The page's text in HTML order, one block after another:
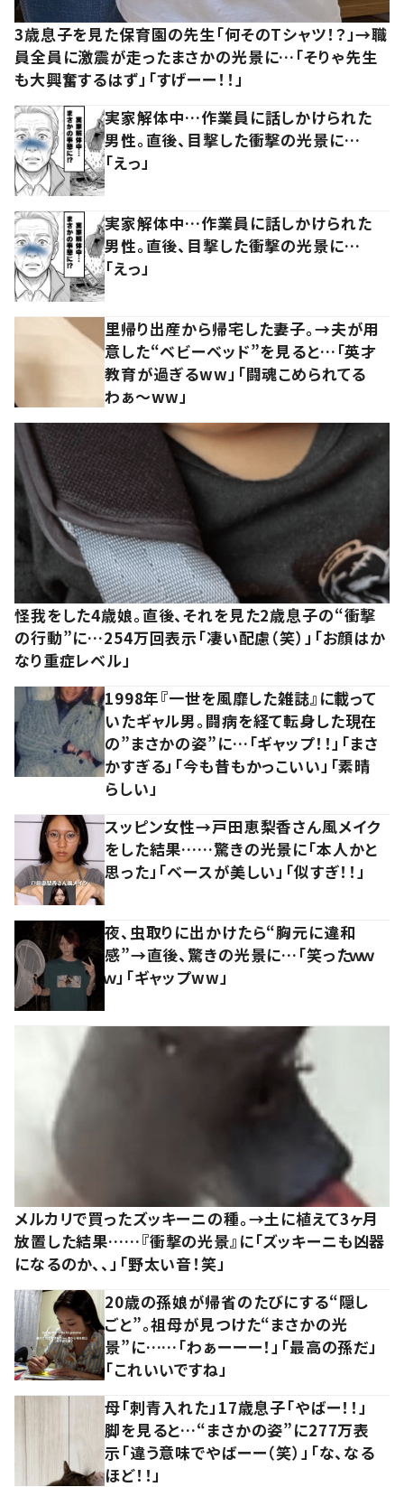
3歳息子を見た保育園の先生「何そのTシャツ！？」→職
員全員に激震が走ったまさかの光景に…「そりゃ先生
も大興奮するはず」「すげーー！！」
実家解体中…作業員に話しかけられた
男性。直後、目撃した衝撃の光景に…
「えっ」
実家解体中…作業員に話しかけられた
男性。直後、目撃した衝撃の光景に…
「えっ」
里帰り出産から帰宅した妻子。→夫が用
意した“ベビーベッド”を見ると…「英才
教育が過ぎるww」「闘魂こめられてる
わぁ～ww」
怪我をした4歳娘。直後、それを見た2歳息子の“衝撃
の行動”に…254万回表示「凄い配慮（笑）」「お顔はか
なり重症レベル」
1998年『一世を風靡した雑誌』に載って
いたギャル男。闘病を経て転身した現在
の”まさかの姿”に…「ギャップ！！」「まさ
かすぎる」「今も昔もかっこいい」「素晴
らしい」
スッピン女性→戸田恵梨香さん風メイク
をした結果……驚きの光景に「本人かと
思った」「ベースが美しい」「似すぎ！！」
夜、虫取りに出かけたら“胸元に違和
感”→直後、驚きの光景に…「笑ったｗｗ
ｗ」「ギャップww」
メルカリで買ったズッキーニの種。→土に植えて3ヶ月
放置した結果……『衝撃の光景』に「ズッキーニも凶器
になるのか、、」「野太い音！笑」
20歳の孫娘が帰省のたびにする“隠し
ごと”。祖母が見つけた“まさかの光
景”に……「わぁーーー！」「最高の孫だ」
「これいいですね」
母「刺青入れた」17歳息子「やばー！！」
脚を見ると…“まさかの姿”に277万表
示「違う意味でやばーー（笑）」「な、なる
ほど！！」